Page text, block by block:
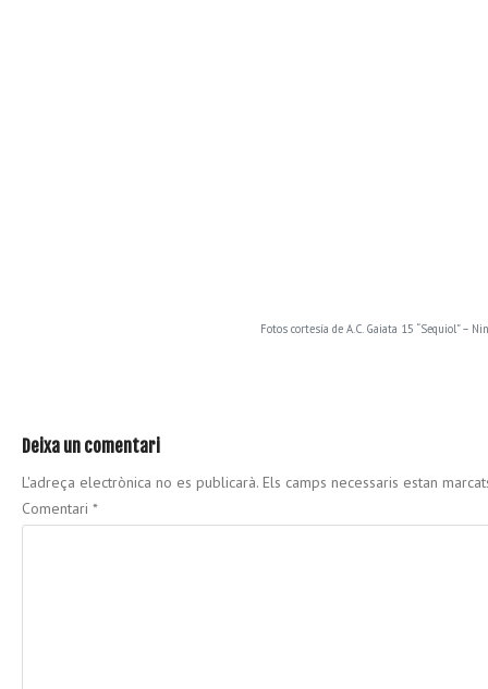
Fotos cortesía de A.C. Gaiata 15 “Sequiol” –
Deixa un comentari
L'adreça electrònica no es publicarà. Els camps necessaris estan
Comentari *